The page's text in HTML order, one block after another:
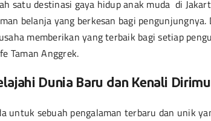
satu destinasi gaya hidup anak muda di
belanja yang berkesan bagi
memberikan yang terbaik bagi setiap
Taman Anggrek.
Dunia Baru dan Kenali Dirimu
untuk sebuah pengalaman terbaru dan unik